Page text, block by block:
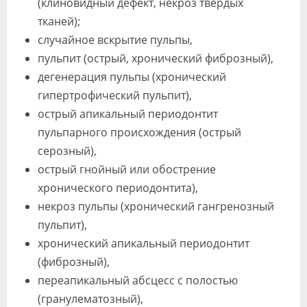
тканей);
случайное вскрытие пульпы,
пульпит (острый, хронический фиброзный),
дегенерация пульпы (хронический
гипертрофический пульпит),
острый апикальный периодонтит
пульпарного происхождения (острый
серозный),
острый гнойный или обострение
хронического периодонтита),
некроз пульпы (хронический гангренозный
пульпит),
хронический апикальный периодонтит
(фиброзный),
переапикальный абсцесс с полостью
(гранулематозный),